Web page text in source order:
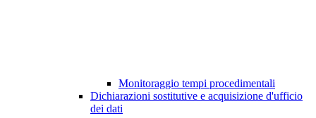
Monitoraggio tempi procedimentali
Dichiarazioni sostitutive e acquisizione d'ufficio
dei dati